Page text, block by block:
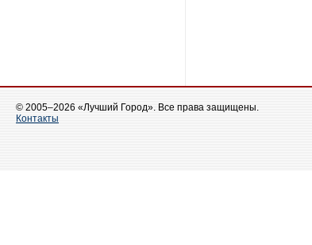
© 2005–2026 «Лучший Город». Все права защищены.
Контакты